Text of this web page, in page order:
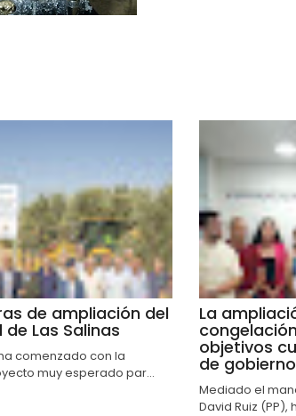
de ampliación del
Las Salinas
comenzado con la
muy esperado par...
La
objetivos
de
Mediado el
David Ruiz